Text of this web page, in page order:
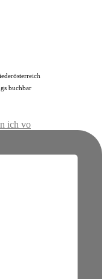
buchbar
ich vo